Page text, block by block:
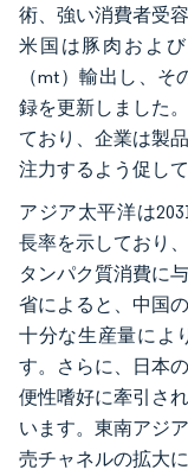
術、強い消費者受
米国は豚肉およ
（mt）輸出し、
録を更新しました
ており、企業は製
注力するよう促して
アジア太平洋は
長率を示しており
タンパク質消費に
省によると、中国
十分な生産量によ
す。さらに、日本
便性嗜好に牽引さ
います。東南アジ
売チャネルの拡大